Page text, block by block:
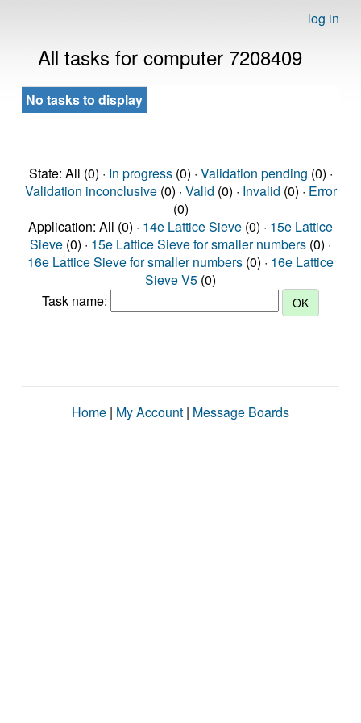
log in
All tasks for computer 7208409
No tasks to display
State: All (0) · In progress(0) · Validation pending (0) ·
Validation inconclusive(0) · Valid (0) · Invalid (0) · Error
(0)
Application: All (0) · 14e Lattice Sieve (0) · 15e Lattice
Sieve (0) · 15e Lattice Sieve for smaller numbers (0) ·
16e Lattice Sieve for smaller numbers (0) · 16e Lattice
Sieve V5 (0)
Task name:
Home | My Account | Message Boards